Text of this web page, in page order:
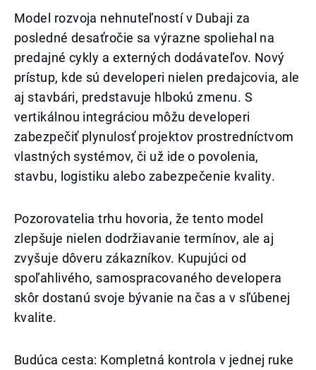
Model rozvoja nehnuteľností v Dubaji za
posledné desaťročie sa výrazne spoliehal na
predajné cykly a externých dodávateľov. Nový
prístup, kde sú developeri nielen predajcovia, ale
aj stavbári, predstavuje hlbokú zmenu. S
vertikálnou integráciou môžu developeri
zabezpečiť plynulosť projektov prostredníctvom
vlastných systémov, či už ide o povolenia,
stavbu, logistiku alebo zabezpečenie kvality.
Pozorovatelia trhu hovoria, že tento model
zlepšuje nielen dodržiavanie termínov, ale aj
zvyšuje dôveru zákazníkov. Kupujúci od
spoľahlivého, samospracovaného developera
skôr dostanú svoje bývanie na čas a v sľúbenej
kvalite.
Budúca cesta: Kompletná kontrola v jednej ruke